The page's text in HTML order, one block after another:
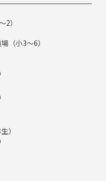
）
（小3～6）
）